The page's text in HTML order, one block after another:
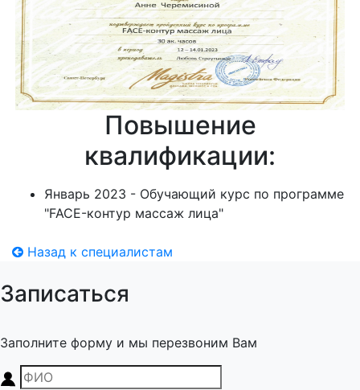
Повышение
квалификации:
Январь 2023 - Обучающий курс по программе
"FACE-контур массаж лица"
Назад к специалистам
Записаться
Заполните форму и мы перезвоним Вам